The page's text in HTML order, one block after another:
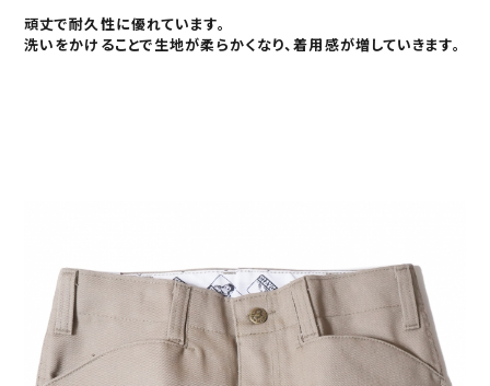
頑丈で耐久性に優れています。
洗いをかけることで生地が柔らかくなり、着用感が増していきます。